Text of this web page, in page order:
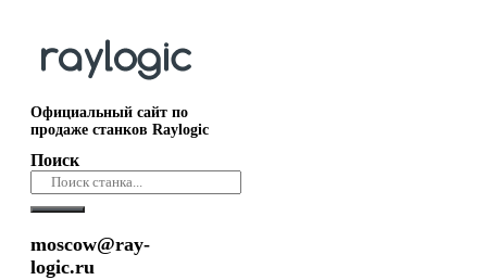
Официальный сайт по
продаже станков Raylogic
Поиск
moscow@ray-
logic.ru